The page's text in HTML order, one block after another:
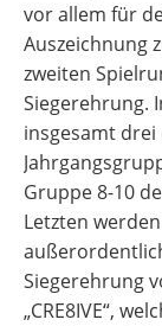
vor allem für
Auszeichnung
zweiten
Siegerehrung.
insgesamt
Gruppe 8-10
Letzten
Siegerehrung
„CRE8IVE“,